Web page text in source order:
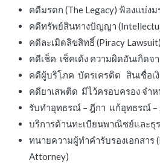
คดีมรดก (The Legacy) ฟ้องแบ่ง
คดีทรัพย์สินทางปัญญา
คดีละเมิดลิขสิทธิ์ (Piracy Lawsuit)
คดีเช็ค เช็คเด้ง ความผิดอันเกิดจ
คดีผู้บริโภค บัตรเครดิต สินเชื่อเ
คดียาเสพติด มีไว้ครอบครอง จำห
รับทำอุทธรณ์ – ฎีกา แก้อุทธรณ์
บริการด้านทะเบียนพาณิชย์และธุร
ทนายความผู้ทำคำรับรองเอกสาร
Attorney)